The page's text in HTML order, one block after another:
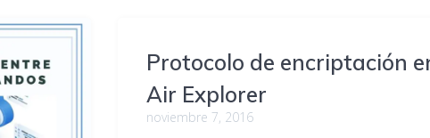
Protocolo de encriptación
Air Explorer
noviembre 7, 2016